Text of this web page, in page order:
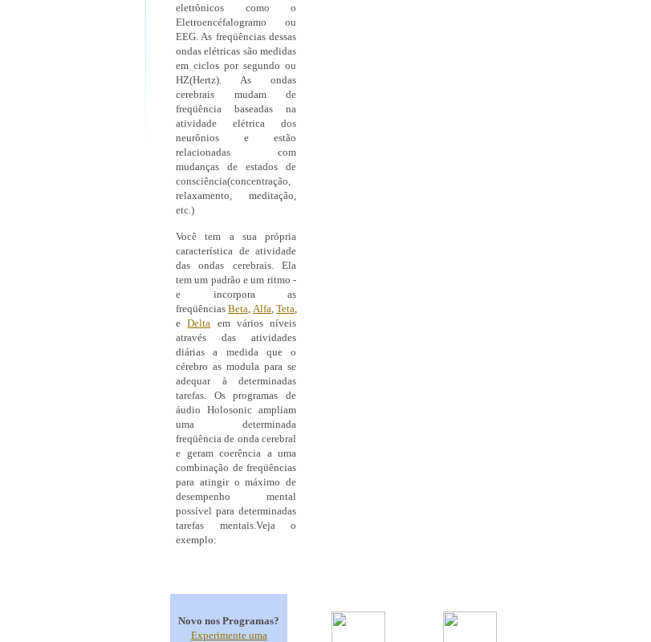
eletrônicos como o
Eletroencéfalogramo ou
EEG. As freqüências dessas
ondas elétricas são medidas
em ciclos por segundo ou
HZ(Hertz). As ondas
cerebrais mudam de
freqüência baseadas na
atividade elétrica dos
neurônios e estão
relacionadas com
mudanças de estados de
consciência(concentração,
relaxamento, meditação,
etc.)
Você tem a sua própria
característica de atividade
das ondas cerebrais. Ela
tem um padrão e um ritmo -
e incorpora as
freqüências Beta, Alfa, Teta,
eDelta em vários níveis
através das atividades
diárias a medida que o
cérebro as modula para se
adequar à determinadas
tarefas. Os programas de
áudio Holosonic ampliam
uma determinada
freqüência de onda cerebral
e geram coerência a uma
combinação de freqüências
para atingir o máximo de
desempenho mental
possível para determinadas
tarefas mentais.Veja o
exemplo:
Novo nos Programas?
Experimente uma